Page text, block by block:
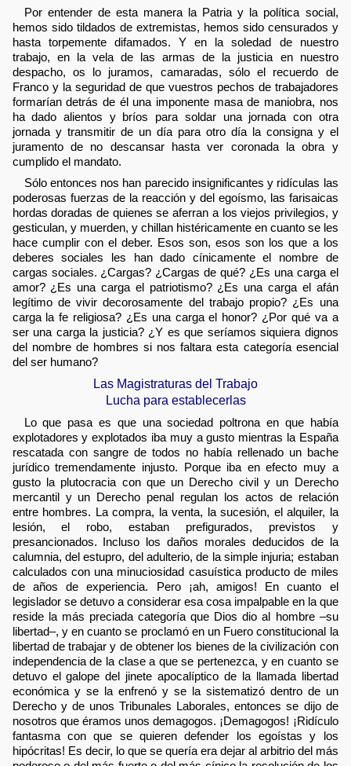
Por entender de esta manera la Patria y la política social,
hemos sido tildados de extremistas, hemos sido censurados y
hasta torpemente difamados. Y en la soledad de nuestro
trabajo, en la vela de las armas de la justicia en nuestro
despacho, os lo juramos, camaradas, sólo el recuerdo de
Franco y la seguridad de que vuestros pechos de trabajadores
formarían detrás de él una imponente masa de maniobra, nos
ha dado alientos y bríos para soldar una jornada con otra
jornada y transmitir de un día para otro día la consigna y el
juramento de no descansar hasta ver coronada la obra y
cumplido el mandato.
Sólo entonces nos han parecido insignificantes y ridículas las
poderosas fuerzas de la reacción y del egoísmo, las farisaicas
hordas doradas de quienes se aferran a los viejos privilegios, y
gesticulan, y muerden, y chillan histéricamente en cuanto se les
hace cumplir con el deber. Esos son, esos son los que a los
deberes sociales les han dado cínicamente el nombre de
cargas sociales. ¿Cargas? ¿Cargas de qué? ¿Es una carga el
amor? ¿Es una carga el patriotismo? ¿Es una carga el afán
legítimo de vivir decorosamente del trabajo propio? ¿Es una
carga la fe religiosa? ¿Es una carga el honor? ¿Por qué va a
ser una carga la justicia? ¿Y es que seríamos siquiera dignos
del nombre de hombres si nos faltara esta categoría esencial
del ser humano?
Las Magistraturas del Trabajo
Lucha para establecerlas
Lo que pasa es que una sociedad poltrona en que había
explotadores y explotados iba muy a gusto mientras la España
rescatada con sangre de todos no había rellenado un bache
jurídico tremendamente injusto. Porque iba en efecto muy a
gusto la plutocracia con que un Derecho civil y un Derecho
mercantil y un Derecho penal regulan los actos de relación
entre hombres. La compra, la venta, la sucesión, el alquiler, la
lesión, el robo, estaban prefigurados, previstos y
presancionados. Incluso los daños morales deducidos de la
calumnia, del estupro, del adulterio, de la simple injuria; estaban
calculados con una minuciosidad casuística producto de miles
de años de experiencia. Pero ¡ah, amigos! En cuanto el
legislador se detuvo a considerar esa cosa impalpable en la que
reside la más preciada categoría que Dios dio al hombre –su
libertad–, y en cuanto se proclamó en un Fuero constitucional la
libertad de trabajar y de obtener los bienes de la civilización con
independencia de la clase a que se pertenezca, y en cuanto se
detuvo el galope del jinete apocalíptico de la llamada libertad
económica y se la enfrenó y se la sistematizó dentro de un
Derecho y de unos Tribunales Laborales, entonces se dijo de
nosotros que éramos unos demagogos. ¡Demagogos! ¡Ridículo
fantasma con que se quieren defender los egoístas y los
hipócritas! Es decir, lo que se quería era dejar al arbitrio del más